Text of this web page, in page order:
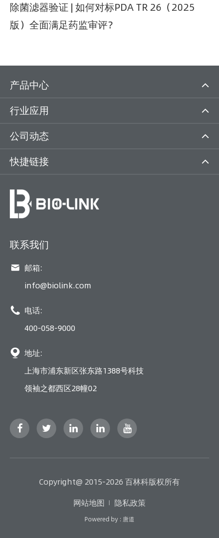
除菌滤器验证 | 如何对标PDA TR 26（2025
版）全面满足药监审评？
产品中心
行业应用
公司动态
快捷链接
联系我们
 邮箱:
info@biolink.com
 电话:
400-058-9000
 地址:
上海市浦东新区张东路1388号科技
领袖之都西区28幢02
Copyright@ 2015-2026 百林科版权所有
网站地图
隐私政策
Powered by : 唐道